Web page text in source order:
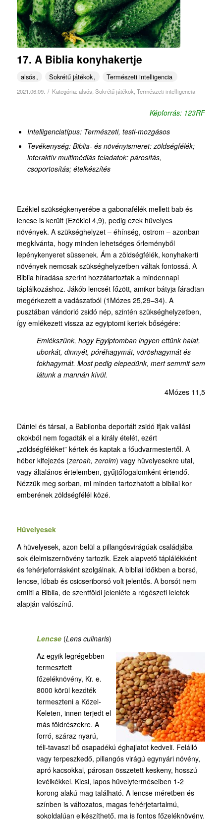
17. A Biblia konyhakertje
alsós Sokrétű játékok Természeti intelligencia
2021.06.09. / Kategória: alsós Sokrétű játékok Természeti intelligencia
Képforrás: 123RF
Intelligenciatípus: Természeti, testi-mozgásos
Tevékenység: Biblia- és növényismeret: zöldségfélék;
interaktív multimédiás feladatok: párosítás,
csoportosítás; ételkészítés
Ezékiel szükségkenyerébe a gabonafélék mellett bab és
lencse is került (Ezékiel 4,9), pedig ezek hüvelyes
növények. A szükséghelyzet – éhínség, ostrom – azonban
megkívánta, hogy minden lehetséges őrleményből
lepénykenyeret süssenek. Ám a zöldségfélék, konyhakerti
növények nemcsak szükséghelyzetben váltak fontossá. A
Biblia híradása szerint hozzátartoztak a mindennapi
táplálkozáshoz. Jákób lencsét főzött, amikor bátyja fáradtan
megérkezett a vadászatból (1Mózes 25,29–34). A
pusztában vándorló zsidó nép, szintén szükséghelyzetben,
így emlékezett vissza az egyiptomi kertek bőségére:
Emlékszünk, hogy Egyiptomban ingyen ettünk halat,
uborkát, dinnyét, póréhagymát, vöröshagymát és
fokhagymát. Most pedig elepedünk, mert semmit sem
látunk a mannán kívül.
4Mózes 11,5
Dániel és társai, a Babilonba deportált zsidó ifjak vallási
okokból nem fogadták el a király ételét, ezért
„zöldségféléket” kértek és kaptak a főudvarmestertől. A
héber kifejezés (zeroah, zeroim) vagy hüvelyesekre utal,
vagy általános értelemben, gyűjtőfogalomként értendő.
Nézzük meg sorban, mi minden tartozhatott a bibliai kor
emberének zöldségféléi közé.
Hüvelyesek
A hüvelyesek, azon belül a pillangósvirágúak családjába
sok élelmiszernövény tartozik. Ezek alapvető táplálékként
és fehérjeforrásként szolgálnak. A bibliai időkben a borsó,
lencse, lóbab és csicseriborsó volt jelentős. A borsót nem
említi a Biblia, de szentföldi jelenléte a régészeti leletek
alapján valószínű.
Lencse (Lens culinaris)
Az egyik legrégebben
termesztett
főzeléknövény, Kr. e.
8000 körül kezdték
termeszteni a Közel-
Keleten, innen terjedt el
más földrészekre. A
forró, száraz nyarú,
téli-tavaszi bő csapadékú éghajlatot kedveli. Felálló
vagy terpeszkedő, pillangós virágú egynyári növény,
apró kacsokkal, párosan összetett keskeny, hosszú
levélkékkel. Kicsi, lapos hüvelyterméseiben 1-2
korong alakú mag található. A lencse méretben és
színben is változatos, magas fehérjetartalmú,
sokoldalúan elkészíthető, ma is fontos főzeléknövény.